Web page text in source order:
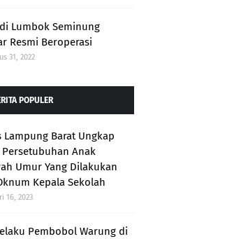
Lumbok Seminung
Resmi Beroperasi
31, 2022
POPULER
Lampung Barat Ungkap
Persetubuhan Anak
Umur Yang Dilakukan
Kepala Sekolah
16, 2023
Pembobol Warung di